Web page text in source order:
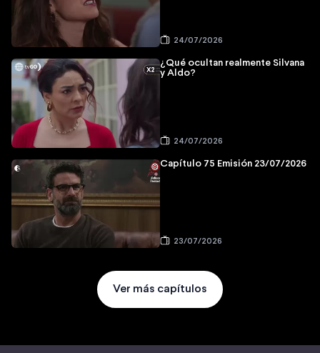
24/07/2026
¿Qué ocultan realmente Silvana
y Aldo?
24/07/2026
Capítulo 75 Emisión 23/07/2026
23/07/2026
Ver más capítulos